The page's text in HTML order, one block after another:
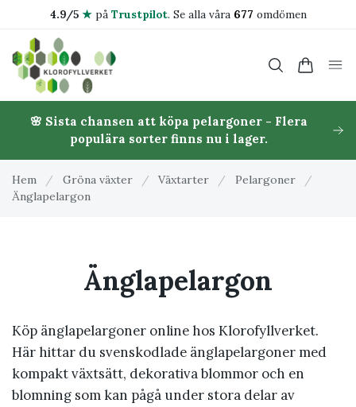
4.9/5 ★på Trustpilot. Se alla våra 677 omdömen
🌸 Sista chansen att köpa pelargoner - Flera
populära sorter finns nu i lager.
Hem / Gröna växter / Växtarter / Pelargoner
/
Änglapelargon
Änglapelargon
Köp änglapelargoner online hos Klorofyllverket.
Här hittar du svenskodlade änglapelargoner med
kompakt växtsätt, dekorativa blommor och en
blomning som kan pågå under stora delar av